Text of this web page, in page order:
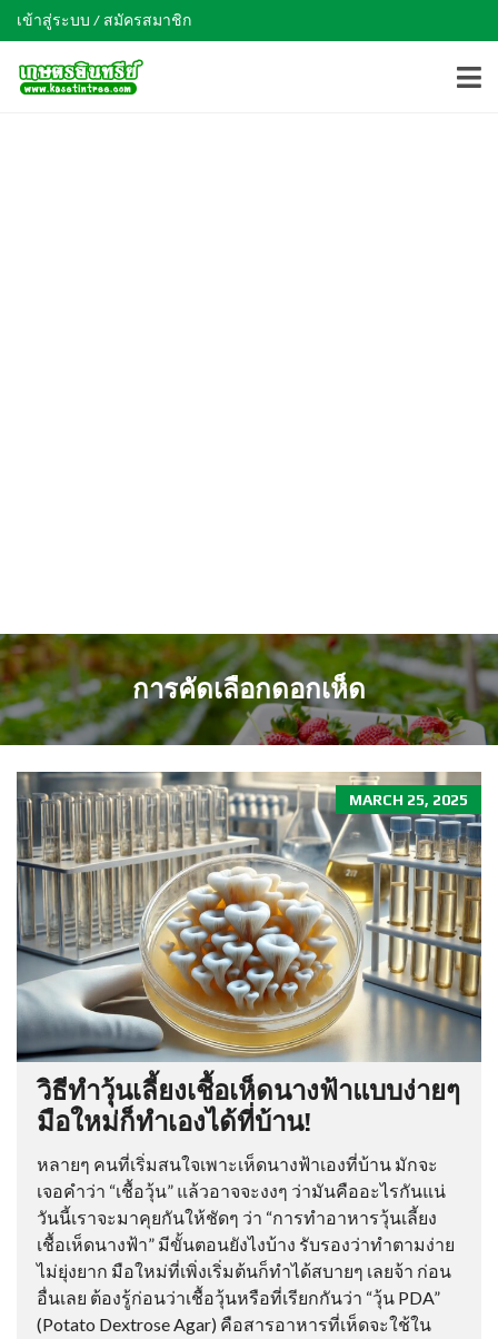
เข้าสู่ระบบ / สมัครสมาชิก
การคัดเลือกดอกเห็ด
MARCH 25, 2025
วิธีทำวุ้นเลี้ยงเชื้อเห็ดนางฟ้าแบบง่ายๆ
มือใหม่ก็ทำเองได้ที่บ้าน!
หลายๆ คนที่เริ่มสนใจเพาะเห็ดนางฟ้าเองที่บ้าน มักจะ
เจอคำว่า “เชื้อวุ้น” แล้วอาจจะงงๆ ว่ามันคืออะไรกันแน่
วันนี้เราจะมาคุยกันให้ชัดๆ ว่า “การทำอาหารวุ้นเลี้ยง
เชื้อเห็ดนางฟ้า” มีขั้นตอนยังไงบ้าง รับรองว่าทำตามง่าย
ไม่ยุ่งยาก มือใหม่ที่เพิ่งเริ่มต้นก็ทำได้สบายๆ เลยจ้า ก่อน
อื่นเลย ต้องรู้ก่อนว่าเชื้อวุ้นหรือที่เรียกกันว่า “วุ้น PDA”
(Potato Dextrose Agar) คือสารอาหารที่เห็ดจะใช้ใน